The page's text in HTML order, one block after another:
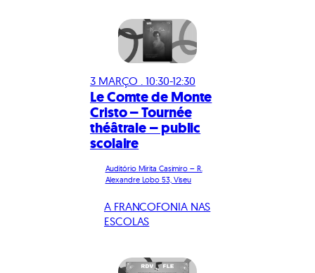
3 MARÇO . 10:30-12:30
Le Comte de Monte
Cristo – Tournée
théâtrale – public
scolaire
Auditório Mirita Casimiro – R.
Alexandre Lobo 53, Viseu
A FRANCOFONIA NAS
ESCOLAS